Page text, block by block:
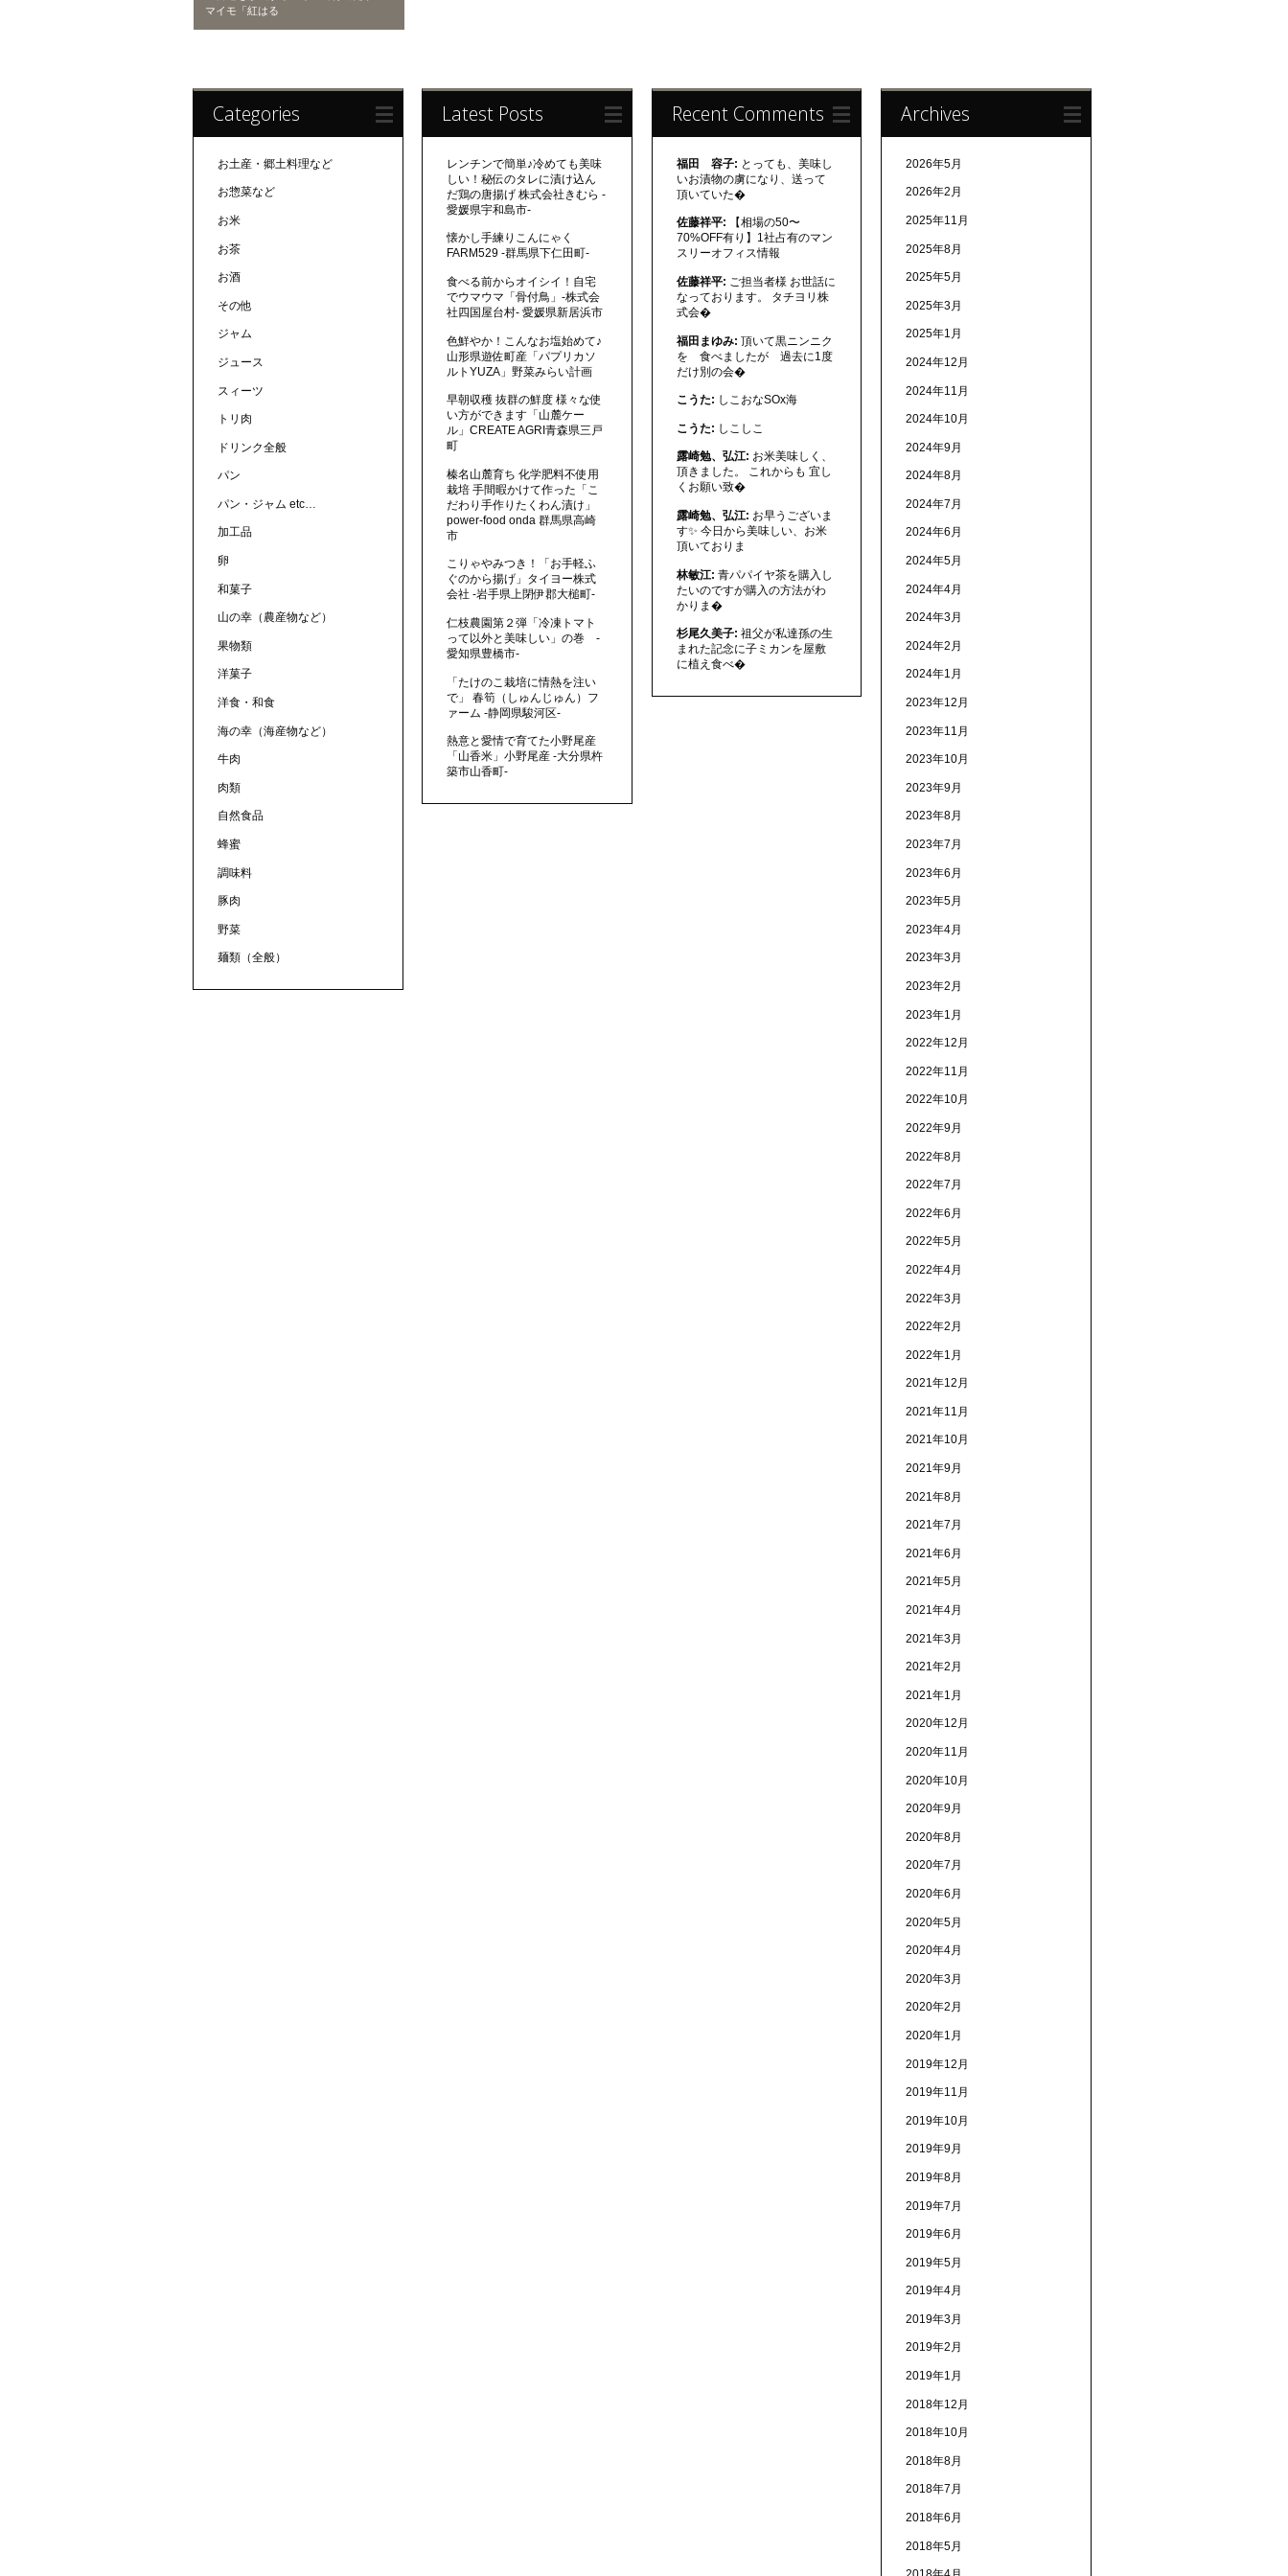
マイモ「紅はる
Categories
お土産・郷土料理など
お惣菜など
お米
お茶
お酒
その他
ジャム
ジュース
スィーツ
トリ肉
ドリンク全般
パン
パン・ジャム etc…
加工品
卵
和菓子
山の幸（農産物など）
果物類
洋菓子
洋食・和食
海の幸（海産物など）
牛肉
肉類
自然食品
蜂蜜
調味料
豚肉
野菜
麺類（全般）
Latest Posts
レンチンで簡単♪冷めても美味
しい！秘伝のタレに漬け込ん
だ鶏の唐揚げ 株式会社きむら -
愛媛県宇和島市-
懐かし手練りこんにゃく
FARM529 -群馬県下仁田町-
食べる前からオイシイ！自宅
でウマウマ「骨付鳥」-株式会
社四国屋台村- 愛媛県新居浜市
色鮮やか！こんなお塩始めて♪
山形県遊佐町産「パプリカソ
ルトYUZA」野菜みらい計画
早朝収穫 抜群の鮮度 様々な使
い方ができます「山麓ケー
ル」CREATE AGRI青森県三戸
町
榛名山麓育ち 化学肥料不使用
栽培 手間暇かけて作った「こ
だわり手作りたくわん漬け」
power-food onda 群馬県高崎
市
こりゃやみつき！「お手軽ふ
ぐのから揚げ」タイヨー株式
会社 -岩手県上閉伊郡大槌町-
仁枝農園第２弾「冷凍トマト
って以外と美味しい」の巻 -
愛知県豊橋市-
「たけのこ栽培に情熱を注い
で」 春筍（しゅんじゅん）フ
ァーム -静岡県駿河区-
熱意と愛情で育てた小野尾産
「山香米」小野尾産 -大分県杵
築市山香町-
Recent Comments
福田 容子: とっても、美味し
いお漬物の虜になり、送って
頂いていた�
佐藤祥平: 【相場の50〜
70%OFF有り】1社占有のマン
スリーオフィス情報
佐藤祥平: ご担当者様 お世話に
なっております。 タチヨリ株
式会�
福田まゆみ: 頂いて黒ニンニク
を 食べましたが 過去に1度
だけ別の会�
こうた: しこおなSOx海
こうた: しこしこ
露崎勉、弘江: お米美味しく、
頂きました。 これからも 宜し
くお願い致�
露崎勉、弘江: お早うございま
す✨ 今日から美味しい、お米
頂いておりま
林敏江: 青パパイヤ茶を購入し
たいのですが購入の方法がわ
かりま�
杉尾久美子: 祖父が私達孫の生
まれた記念に子ミカンを屋敷
に植え食べ�
Archives
2026年5月
2026年2月
2025年11月
2025年8月
2025年5月
2025年3月
2025年1月
2024年12月
2024年11月
2024年10月
2024年9月
2024年8月
2024年7月
2024年6月
2024年5月
2024年4月
2024年3月
2024年2月
2024年1月
2023年12月
2023年11月
2023年10月
2023年9月
2023年8月
2023年7月
2023年6月
2023年5月
2023年4月
2023年3月
2023年2月
2023年1月
2022年12月
2022年11月
2022年10月
2022年9月
2022年8月
2022年7月
2022年6月
2022年5月
2022年4月
2022年3月
2022年2月
2022年1月
2021年12月
2021年11月
2021年10月
2021年9月
2021年8月
2021年7月
2021年6月
2021年5月
2021年4月
2021年3月
2021年2月
2021年1月
2020年12月
2020年11月
2020年10月
2020年9月
2020年8月
2020年7月
2020年6月
2020年5月
2020年4月
2020年3月
2020年2月
2020年1月
2019年12月
2019年11月
2019年10月
2019年9月
2019年8月
2019年7月
2019年6月
2019年5月
2019年4月
2019年3月
2019年2月
2019年1月
2018年12月
2018年10月
2018年8月
2018年7月
2018年6月
2018年5月